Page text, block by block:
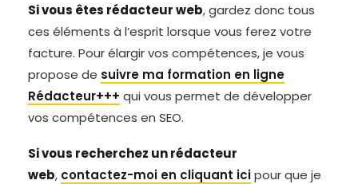
Si vous êtes rédacteur web, gardez donc tous
ces éléments à l’esprit lorsque vous ferez votre
facture. Pour élargir vos compétences, je vous
propose de suivre ma formation en ligne
Rédacteur+++ qui vous permet de développer
vos compétences en SEO.
Si vous recherchez un rédacteur
web, contactez-moi en cliquant icipour que je